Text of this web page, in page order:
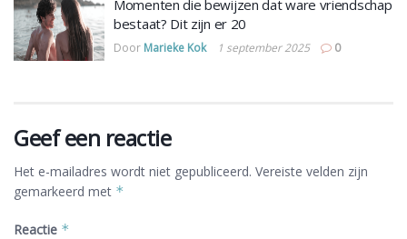
Momenten die bewijzen dat ware vriendschap
bestaat? Dit zijn er 20
Door Marieke Kok 1 september 2025 0
Geef een reactie
Het e-mailadres wordt niet gepubliceerd. Vereiste velden zijn
gemarkeerd met *
Reactie *